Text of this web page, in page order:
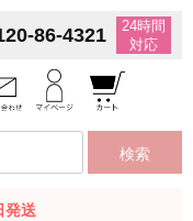
86-4321
24時間
対応
検索
発送